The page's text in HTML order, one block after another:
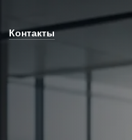
Контакты